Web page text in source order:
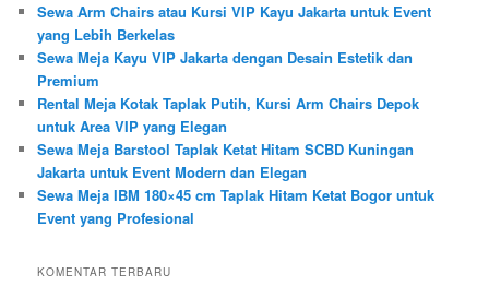
Sewa Arm Chairs atau Kursi VIP Kayu Jakarta untuk Event
yang Lebih Berkelas
Sewa Meja Kayu VIP Jakarta dengan Desain Estetik dan
Premium
Rental Meja Kotak Taplak Putih, Kursi Arm Chairs Depok
untuk Area VIP yang Elegan
Sewa Meja Barstool Taplak Ketat Hitam SCBD Kuningan
Jakarta untuk Event Modern dan Elegan
Sewa Meja IBM 180×45 cm Taplak Hitam Ketat Bogor untuk
Event yang Profesional
KOMENTAR TERBARU